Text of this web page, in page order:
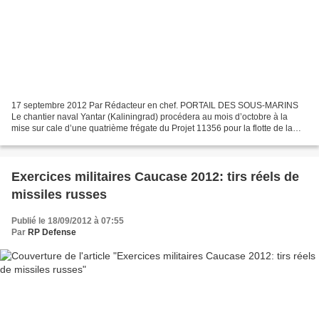
17 septembre 2012 Par Rédacteur en chef. PORTAIL DES SOUS-MARINS
Le chantier naval Yantar (Kaliningrad) procédera au mois d’octobre à la
mise sur cale d’une quatrième frégate du Projet 11356 pour la flotte de la
Exercices militaires Caucase 2012: tirs réels de
missiles russes
Publié le 18/09/2012 à 07:55
Par RP Defense